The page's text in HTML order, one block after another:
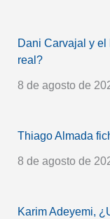
Dani Carvajal y
real?
8 de agosto de
Thiago Almada
8 de agosto de
Karim Adeyemi,